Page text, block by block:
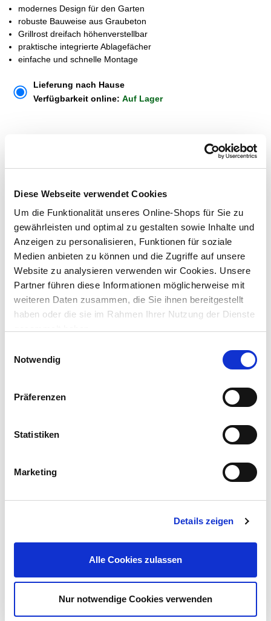
Diese Webseite verwendet Cookies
Um die Funktionalität unseres Online-Shops für Sie zu
gewährleisten und optimal zu gestalten sowie Inhalte und
Anzeigen zu personalisieren, Funktionen für soziale
Medien anbieten zu können und die Zugriffe auf unsere
Website zu analysieren verwenden wir Cookies. Unsere
Partner führen diese Informationen möglicherweise mit
weiteren Daten zusammen, die Sie ihnen bereitgestellt
haben oder die sie im Rahmen Ihrer Nutzung der Dienste
Notwendig
Präferenzen
Statistiken
Marketing
Details zeigen
Alle Cookies zulassen
Nur notwendige Cookies verwenden
modernes Design für den Garten
robuste Bauweise aus Graubeton
Grillrost dreifach höhenverstellbar
praktische integrierte Ablagefächer
einfache und schnelle Montage
Lieferung nach Hause
Verfügbarkeit online: Auf Lager
Dieser Artikel kann über Abholung im Markt nicht
Menge
In den Warenkorb
Merken
ZUBEHÖR UND PASSENDE ARTIKEL:
Anzündwolle 25 Stück Feuerwalze
UVP 3,99 € 1,99 €
höhenverstellbarem Grillrost.mehr
Bewertungen